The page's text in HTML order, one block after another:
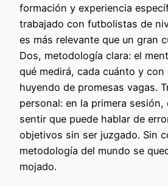
formación y experiencia
trabajado con futbolistas de
es más relevante que un gran
Dos, metodología clara: el
qué medirá, cada cuánto y con
huyendo de promesas vagas.
personal: en la primera sesión,
sentir que puede hablar de
objetivos sin ser juzgado. Sin
metodología del mundo se
mojado.